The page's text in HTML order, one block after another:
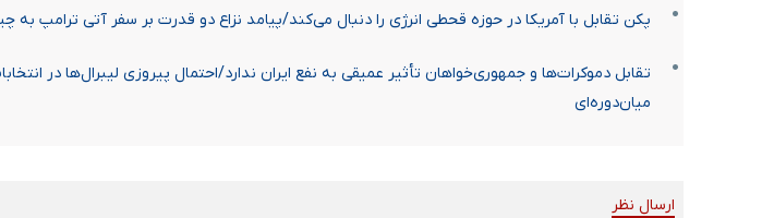
پکن تقابل با آمریکا در حوزه قحطی انرژی را دنبال می‌کند/پیامد نزاع دو قدرت بر سفر آتی ترامپ به
تقابل دموکرات‌ها و جمهوری‌خواهان تأثیر عمیقی به نفع ایران ندارد/احتمال پیروزی لیبرال‌ها در
میان‌دوره‌ای
ارسال نظر